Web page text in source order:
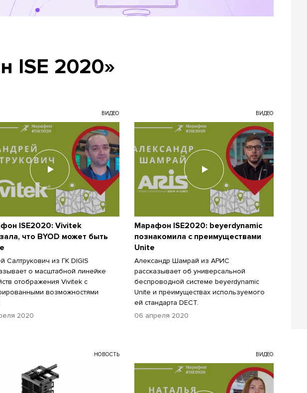
ISE 2020»
ВИДЕО
ISE2020: Vivitek
что BYOD может быть
Салтрукович из ГК DIGIS
о масштабной линейке
отображения Vivitek с
возможностями
2020
ВИДЕО
Марафон ISE2020: beyerdynamic
познакомила с преимуществами
Unite
Александр Шамрай из АРИС
рассказывает об универсальной
беспроводной системе beyerdynamic
Unite и преимуществах используемого
ей стандарта DECT.
06 апреля 2020
НОВОСТЬ ВИДЕО